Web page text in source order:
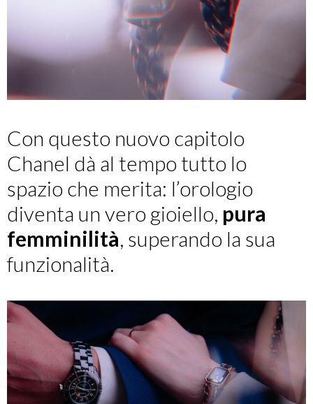
Con questo nuovo capitolo
Chanel dà al tempo tutto lo
spazio che merita: l’orologio
diventa un vero gioiello, pura
femminilità, superando la sua
funzionalità.